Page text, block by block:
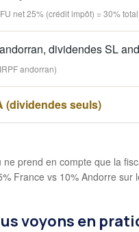
net 25% (crédit impôt) = 30% total
dividendes SL
andorran)
(dividendes seuls)
ne prend en compte que la
France vs 10% Andorre
voyons en